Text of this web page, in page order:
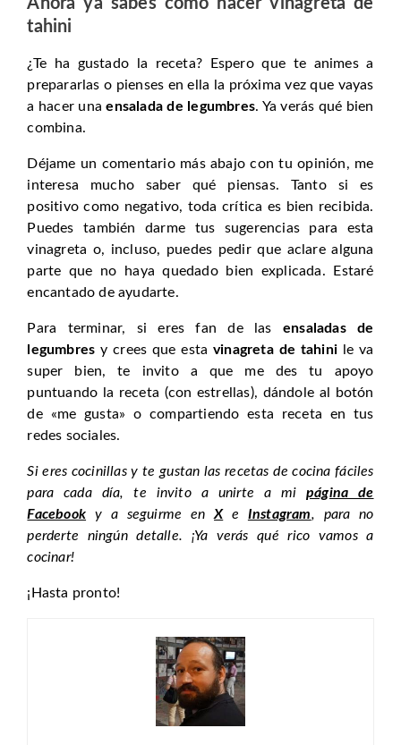
tahini
¿Te ha gustado la receta? Espero que te animes a
prepararlas o pienses en ella la próxima vez que vayas
a hacer unaensalada de legumbres. Ya verás qué bien
combina.
Déjame un comentario más abajo con tu opinión, me
interesa mucho saber qué piensas. Tanto si es
positivo como negativo, toda crítica es bien recibida.
Puedes también darme tus sugerencias para esta
vinagreta o, incluso, puedes pedir que aclare alguna
parte que no haya quedado bien explicada. Estaré
encantado de ayudarte.
Para terminar, si eres fan de lasensaladas de
legumbres y crees que esta vinagreta de tahini le va
super bien, te invito a que me des tu apoyo
puntuando la receta (con estrellas), dándole al botón
de «me gusta» o compartiendo esta receta en tus
redes sociales.
Si eres cocinillas y te gustan las recetas de cocina fáciles
para cada día, te invito a unirte a mipágina de
Facebook y a seguirme enXe Instagram, para no
perderte ningún detalle. ¡Ya verás qué rico vamos a
cocinar!
¡Hasta pronto!